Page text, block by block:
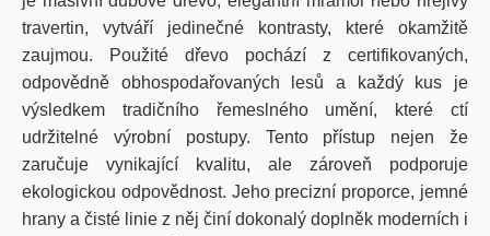
travertin, vytváří jedinečné kontrasty, které okamžitě
zaujmou. Použité dřevo pochází z certifikovaných,
odpovědně obhospodařovaných lesů a každý kus je
výsledkem tradičního řemeslného umění, které ctí
udržitelné výrobní postupy. Tento přístup nejen že
zaručuje vynikající kvalitu, ale zároveň podporuje
ekologickou odpovědnost. Jeho precizní proporce, jemné
hrany a čisté linie z něj činí dokonalý doplněk moderních i